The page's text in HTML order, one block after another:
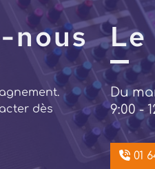
nous
dès
Le
Du
9:00 -
01